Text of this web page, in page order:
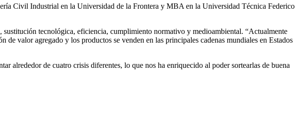
Civil Industrial en la Universidad de la Frontera y MBA en la Universidad Técnica Federico
sustitución tecnológica, eficiencia, cumplimiento normativo y medioambiental. “Actualmente
valor agregado y los productos se venden en las principales cadenas mundiales en Estados
alrededor de cuatro crisis diferentes, lo que nos ha enriquecido al poder sortearlas de buena